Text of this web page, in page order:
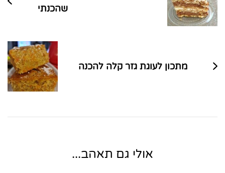
שהכנתי
מתכון לעוגת גזר קלה להכנה
אולי גם תאהב...